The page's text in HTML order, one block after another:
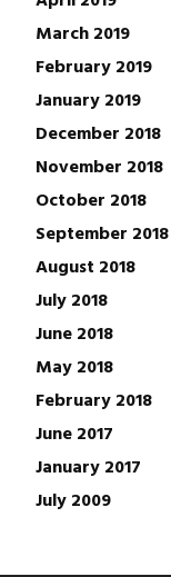
March 2019
February 2019
January 2019
December 2018
November 2018
October 2018
September 2018
August 2018
July 2018
June 2018
May 2018
February 2018
June 2017
January 2017
July 2009